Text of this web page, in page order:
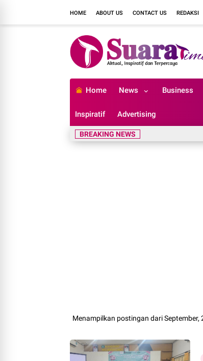
HOME ABOUT US CONTACT US REDAKSI
Home News Business
Inspiratif Advertising
BREAKING NEWS
Menampilkan postingan dari September,